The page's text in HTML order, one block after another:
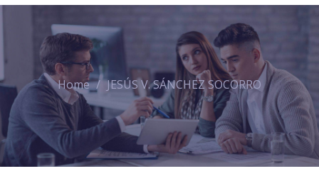
Home JESÚS V. SÁNCHEZ SOCORRO